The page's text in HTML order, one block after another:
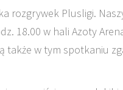
rozgrywek Plusligi.
18.00 w hali Azoty
także w tym spotkaniu